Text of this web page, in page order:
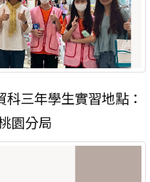
科三年學生實習地點：
園分局